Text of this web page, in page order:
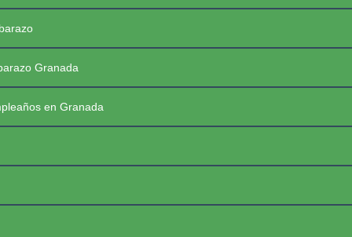
Granada
en Granada
FotoBaby Granada